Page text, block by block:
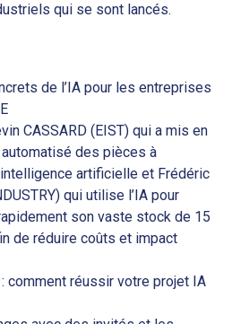
qui se sont lancés.
de l’IA pour les entreprises
CASSARD (EIST) qui a mis en
des pièces à
artificielle et Frédéric
qui utilise l’IA pour
son vaste stock de 15
de réduire coûts et impact
: comment réussir votre projet IA